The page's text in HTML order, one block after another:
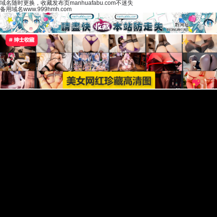
域名随时更换，收藏发布页manhuafabu.com不迷失
备用域名www.999hmh.com